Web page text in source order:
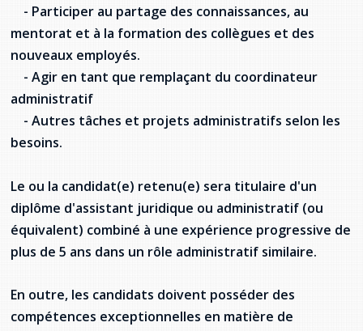
- Participer au partage des connaissances, au
mentorat et à la formation des collègues et des
nouveaux employés.
- Agir en tant que remplaçant du coordinateur
administratif
- Autres tâches et projets administratifs selon les
besoins.
Le ou la candidat(e) retenu(e) sera titulaire d'un
diplôme d'assistant juridique ou administratif (ou
équivalent) combiné à une expérience progressive de
plus de 5 ans dans un rôle administratif similaire.
En outre, les candidats doivent posséder des
compétences exceptionnelles en matière de